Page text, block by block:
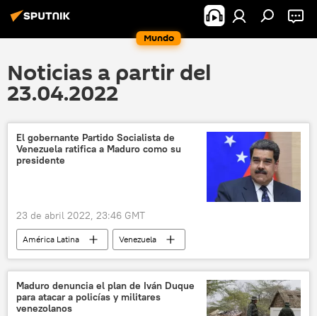
Mundo
Noticias a partir del
23.04.2022
El gobernante Partido Socialista de
Venezuela ratifica a Maduro como su
presidente
23 de abril 2022, 23:46 GMT
América Latina
Venezuela
Partido Socialista Unido de Venezuela (PSUV)
Nicolás Maduro
Diosdado Cabello
Maduro denuncia el plan de Iván Duque
para atacar a policías y militares
venezolanos